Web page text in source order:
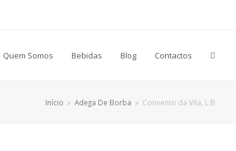
Quem Somos Bebidas Blog Contactos
Início » Adega De Borba » Convento da Vila, L B